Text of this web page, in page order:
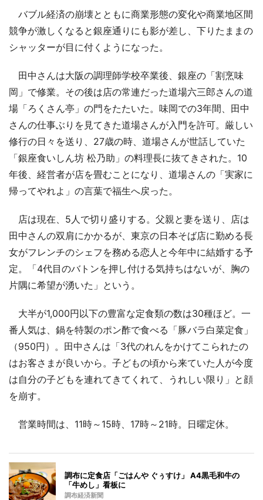
バブル経済の崩壊とともに商業形態の変化や商業地区間
競争が激しくなると銀座通りにも影が差し、下りたままの
シャッターが目に付くようになった。
田中さんは大阪の調理師学校卒業後、銀座の「割烹味
岡」で修業。その後は店の常連だった道場六三郎さんの道
場「ろくさん亭」の門をたたいた。味岡での3年間、田中
さんの仕事ぶりを見てきた道場さんが入門を許可。厳しい
修行の日々を送り、27歳の時、道場さんが世話していた
「銀座食いしん坊 松乃助」の料理長に抜てきされた。10
年後、経営者が店を畳むことになり、道場さんの「実家に
帰ってやれよ」の言葉で福生へ戻った。
店は現在、5人で切り盛りする。父親と妻を送り、店は
田中さんの双肩にかかるが、東京の日本そば店に勤める長
女がフレンチのシェフを務める恋人と今年中に結婚する予
定。「4代目のバトンを押し付ける気持ちはないが、胸の
片隅に希望が湧いた」という。
大半が1,000円以下の豊富な定食類の数は30種ほど。一
番人気は、鍋を特製のポン酢で食べる「豚バラ白菜定食」
（950円）。田中さんは「3代のれんをかけてこられたの
はお客さまが良いから。子どもの頃から来ていた人が今度
は自分の子どもを連れてきてくれて、うれしい限り」と顔
を崩す。
営業時間は、11時～15時、17時～21時。日曜定休。
調布に定食店「ごはんや ぐぅすけ」 A4黒毛和牛の
「牛めし」看板に
調布経済新聞